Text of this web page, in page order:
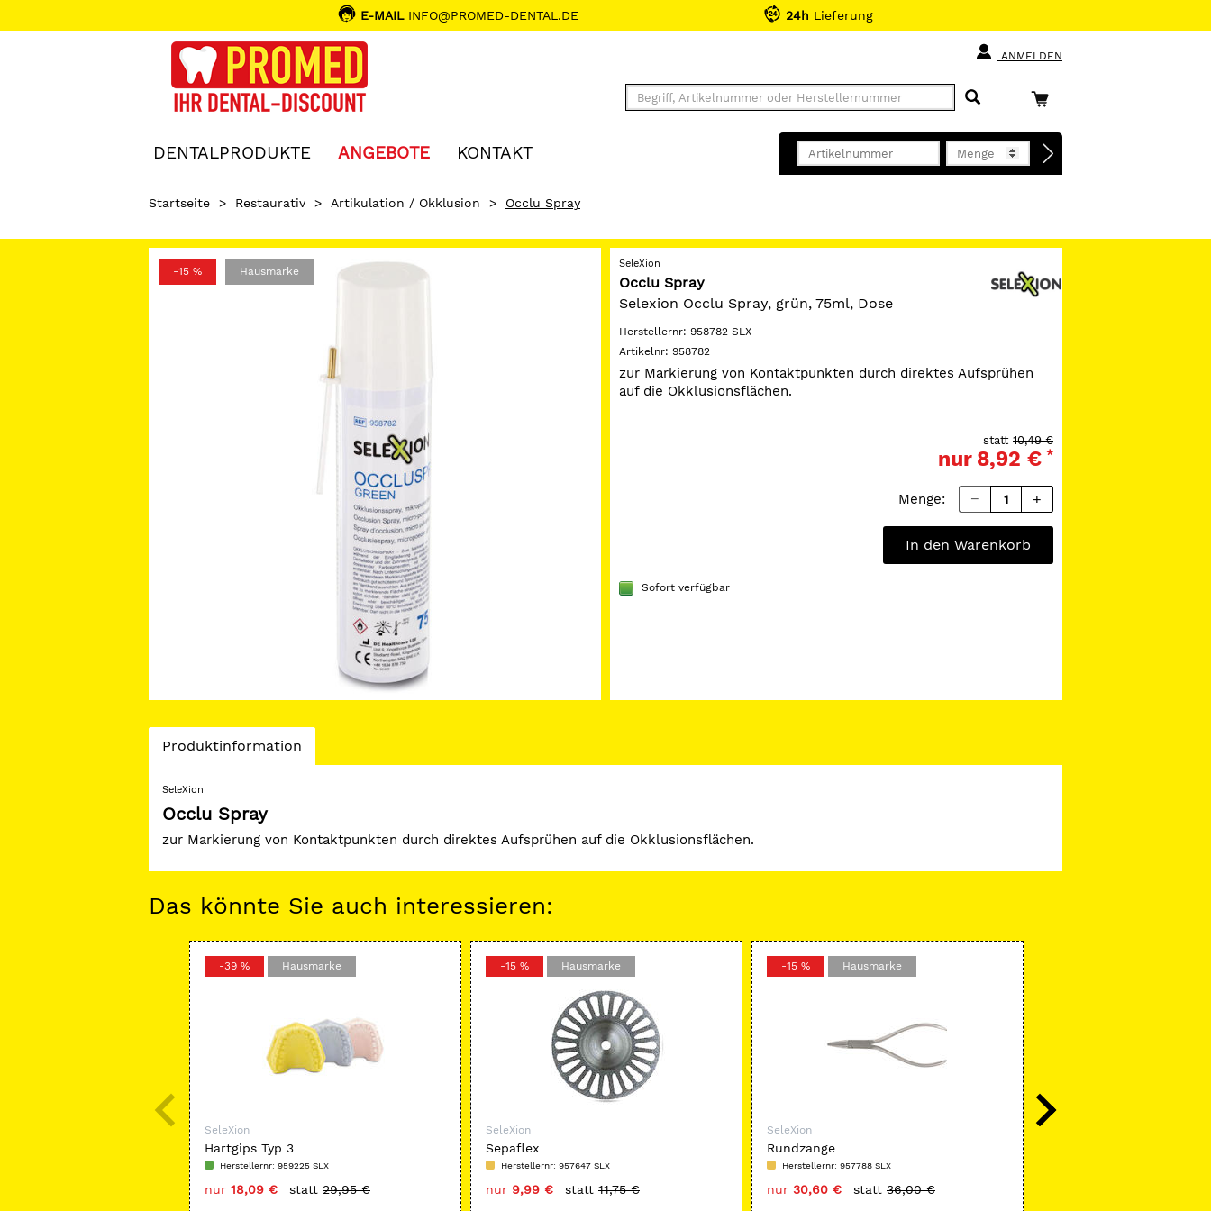
E-MAILINFO@PROMED-DENTAL.DE 24h Lieferung
ANMELDEN
DENTALPRODUKTE ANGEBOTE KONTAKT
Startseite > Restaurativ > Artikulation / Okklusion > Occlu Spray
-15 % Hausmarke
SeleXion
Occlu Spray
Selexion Occlu Spray, grün, 75ml, Dose
Herstellernr: 958782 SLX
Artikelnr: 958782
zur Markierung von Kontaktpunkten durch direktes Aufsprühen
auf die Okklusionsflächen.
10,49 €
statt
nur 8,92 € *
Menge:
In den Warenkorb
Sofort verfügbar
Current
Produktinformation
SeleXion
Occlu Spray
zur Markierung von Kontaktpunkten durch direktes Aufsprühen auf die Okklusionsflächen.
Das könnte Sie auch interessieren:
-39 % Hausmarke
SeleXion
Hartgips Typ 3
Herstellernr: 959225 SLX
nur 18,09 € statt 29,95 €
-15 % Hausmarke
SeleXion
Sepaflex
Herstellernr: 957647 SLX
nur 9,99 € statt 11,75 €
-15 % Hausmarke
SeleXion
Rundzange
Herstellernr: 957788 SLX
nur 30,60 € statt 36,00 €